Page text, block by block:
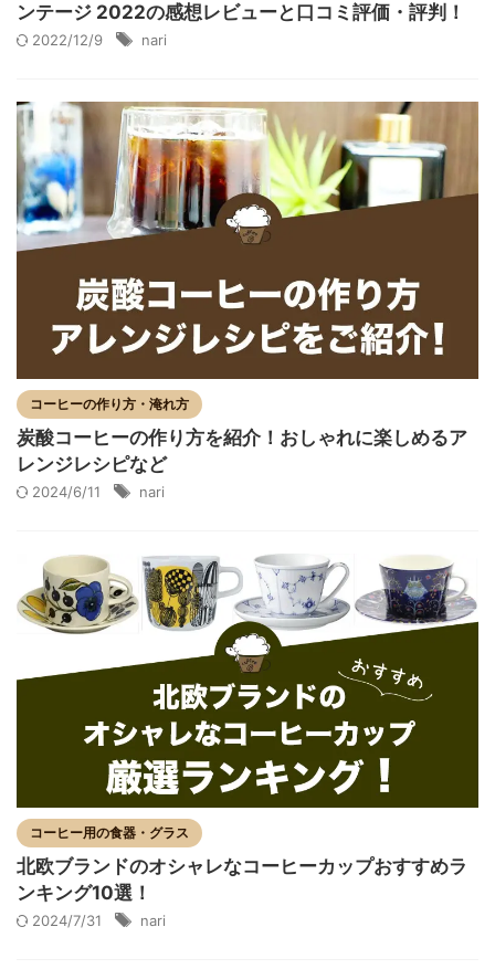
ンテージ 2022の感想レビューと口コミ評価・評判！
2022/12/9 nari
コーヒーの作り方・淹れ方
炭酸コーヒーの作り方を紹介！おしゃれに楽しめるア
レンジレシピなど
2024/6/11 nari
コーヒー用の食器・グラス
北欧ブランドのオシャレなコーヒーカップおすすめラ
ンキング10選！
2024/7/31 nari